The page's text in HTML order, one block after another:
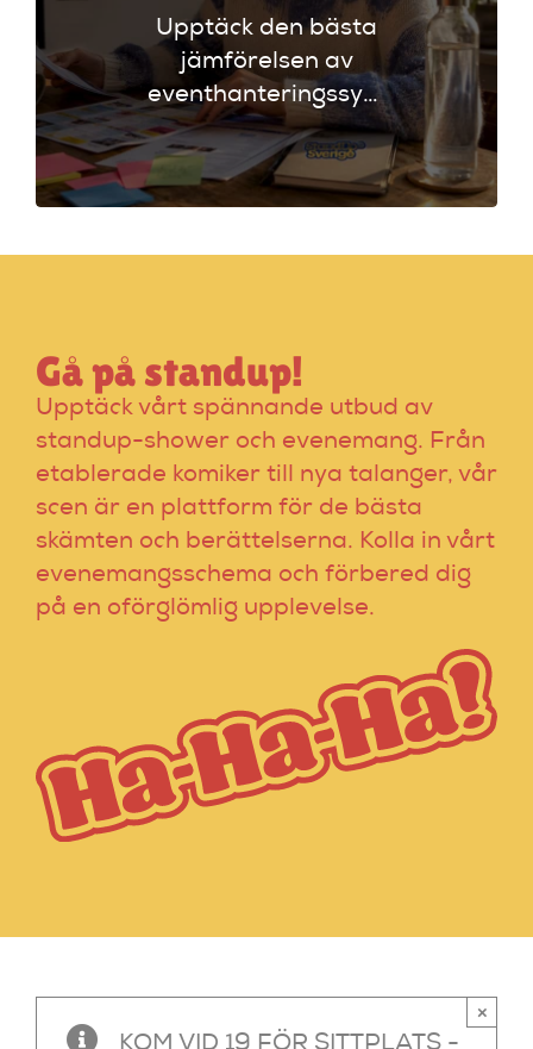
Upptäck den bästa
jämförelsen av
eventhanteringssystem
för standup-
arrangörer. Få
insikter om
evenemangskalender
Gå på standup!
Upptäck vårt spännande utbud av
standup-shower och evenemang. Från
etablerade komiker till nya talanger, vår
scen är en plattform för de bästa
skämten och berättelserna. Kolla in vårt
evenemangsschema och förbered dig
på en oförglömlig upplevelse.
KOM VID 19 FÖR SITTPLATS -
×